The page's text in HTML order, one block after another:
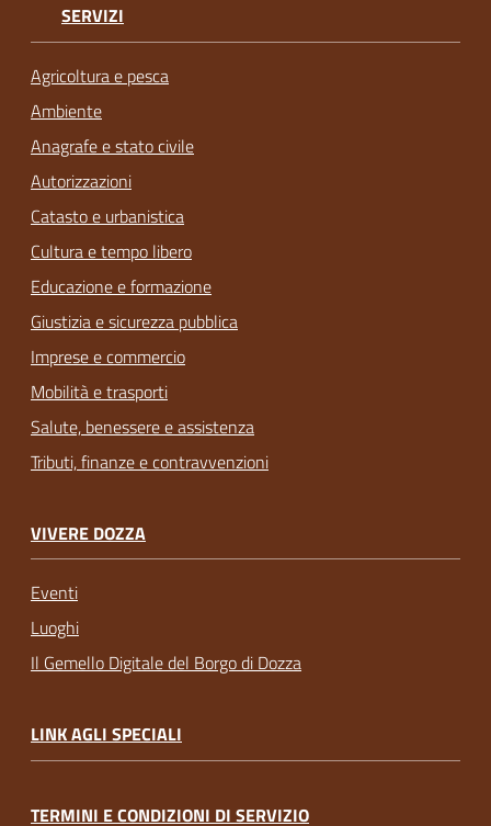
SERVIZI
Agricoltura e pesca
Ambiente
Anagrafe e stato civile
Autorizzazioni
Catasto e urbanistica
Cultura e tempo libero
Educazione e formazione
Giustizia e sicurezza pubblica
Imprese e commercio
Mobilità e trasporti
Salute, benessere e assistenza
Tributi, finanze e contravvenzioni
VIVERE DOZZA
Eventi
Luoghi
Il Gemello Digitale del Borgo di Dozza
LINK AGLI SPECIALI
TERMINI E CONDIZIONI DI SERVIZIO